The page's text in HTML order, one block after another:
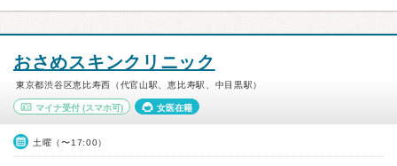
おさめスキンクリニック
東京都渋谷区恵比寿西（代官山駅、恵比寿駅、中目黒駅）
マイナ受付 (スマホ可) 女医在籍
土曜（〜17:00）